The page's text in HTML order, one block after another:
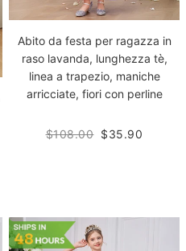
Abito da festa per ragazza in
raso lavanda, lunghezza tè,
linea a trapezio, maniche
arricciate, fiori con perline
$108.00 $35.90